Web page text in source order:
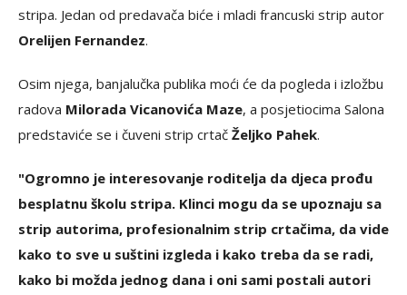
stripa. Jedan od predavača biće i mladi francuski strip autor
Orelijen Fernandez.
Osim njega, banjalučka publika moći će da pogleda i izložbu
radova Milorada Vicanovića Maze, a posjetiocima Salona
predstaviće se i čuveni strip crtač Željko Pahek.
"Ogromno je interesovanje roditelja da djeca prođu
besplatnu školu stripa. Klinci mogu da se upoznaju sa
strip autorima, profesionalnim strip crtačima, da vide
kako to sve u suštini izgleda i kako treba da se radi,
kako bi možda jednog dana i oni sami postali autori